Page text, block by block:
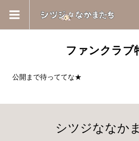
ファンクラブ
公開まで待っててな★
シツジななか